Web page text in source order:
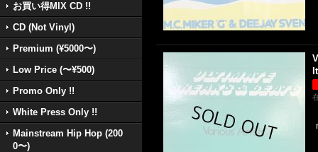
お買い得MIX CD !!
CD (Not Vinyl)
Premium (¥5000〜)
Low Price (〜¥500)
Promo Only !!
White Press Only !!
Mainstream Hip Hop (200
0〜)